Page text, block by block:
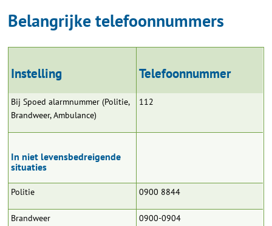
Belangrijke telefoonnummers
Instelling Telefoonnummer
Bij Spoed alarmnummer (Politie,
Brandweer, Ambulance)
112
In niet levensbedreigende
situaties
Politie 0900 8844
Brandweer 0900-0904